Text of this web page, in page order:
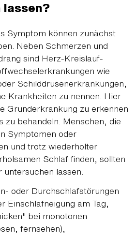
lassen?
Symptom können zunächst
Neben Schmerzen und
sind Herz-Kreislauf-
wie
Schilddrüsenerkrankungen,
Krankheiten zu nennen. Hier
Grunderkrankung zu erkennen
zu behandeln. Menschen, die
Symptomen oder
und trotz wiederholter
Schlaf finden, sollten
untersuchen lassen:
oder Durchschlafstörungen
Einschlafneigung am Tag,
bei monotonen
fernsehen),